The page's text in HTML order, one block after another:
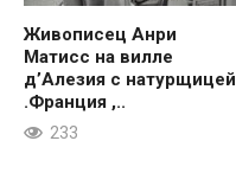
Живописец Анри
Матисс на вилле
д’Алезия с натурщицей
.Франция ,..
233